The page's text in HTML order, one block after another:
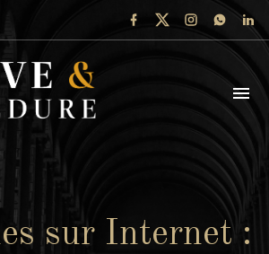
sur Internet :